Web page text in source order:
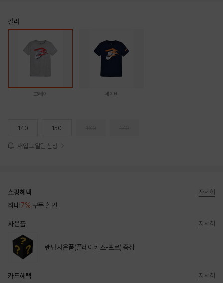
컬러
그레이 네이비
140 150
재입고 알림 신청
쇼핑혜택
최대 7% 쿠폰 할인
자세히
사은품
랜덤사은품(플레이키즈-프로) 증정
자세히
카드혜택
자세히